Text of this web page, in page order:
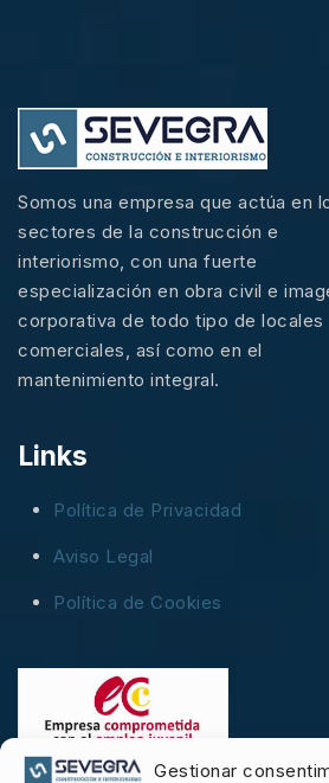
Gestionar
Somos una empresa que actúa en
sectores de la construcción e
interiorismo, con una fuerte
especialización en obra civil e
corporativa de todo tipo de locales
comerciales, así como en el
mantenimiento integral.
Links
Política de Privacidad
Aviso Legal
Política de Cookies